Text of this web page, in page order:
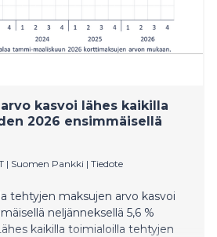
kasvoi lähes kaikilla
2026 ensimmäisellä
| Suomen Pankki | Tiedote
tehtyjen maksujen arvo kasvoi
neljänneksellä 5,6 %
kaikilla toimialoilla tehtyjen